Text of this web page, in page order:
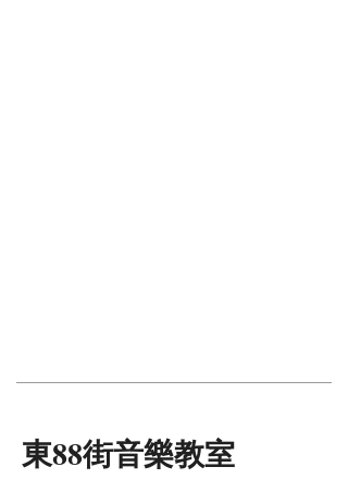
東88街音樂教室